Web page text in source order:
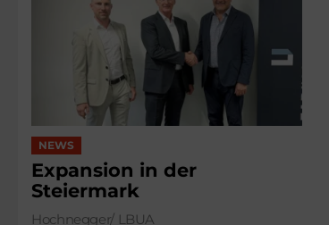
NEWS
Expansion in der
Steiermark
Hochnegger/ LBUA